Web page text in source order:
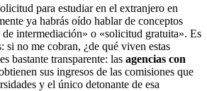
para estudiar en el extranjero en
ya habrás oído hablar de conceptos
intermediación» o «solicitud gratuita». Es
si no me cobran, ¿de qué viven estas
bastante transparente: las agencias con
sus ingresos de las comisiones que
y el único detonante de esa